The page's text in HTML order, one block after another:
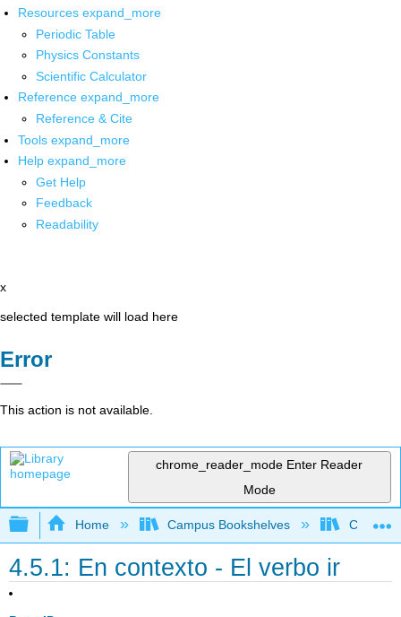
Resources expand_more
Periodic Table
Physics Constants
Scientific Calculator
Reference expand_more
Reference & Cite
Tools expand_more
Help expand_more
Get Help
Feedback
Readability
x
selected template will load here
Error
This action is not available.
chrome_reader_mode Enter Reader
Mode
Expand/collapse global hierarchy
Home Campus Bookshelves Cypress
4.5.1: En contexto - El verbo ir